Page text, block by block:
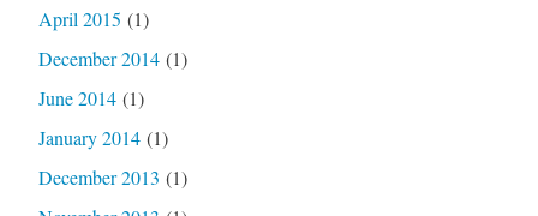
April 2015 (1)
December 2014(1)
June 2014(1)
January 2014(1)
December 2013 (1)